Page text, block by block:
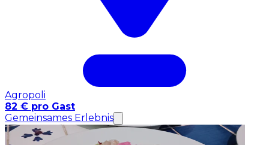
Agropoli
82 € pro Gast
Gemeinsames Erlebnis